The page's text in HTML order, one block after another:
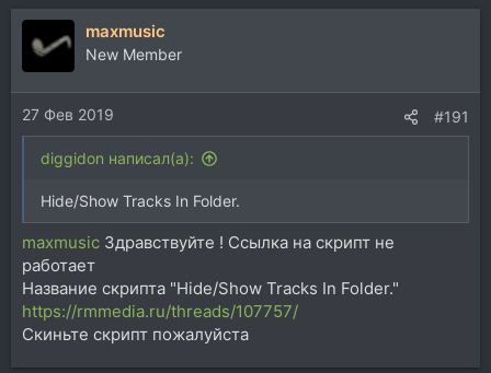
maxmusic
New Member
27 Фев 2019 #191
diggidon написал(а):
Hide/Show Tracks In Folder.
maxmusic Здравствуйте ! Ссылка на скрипт не
работает
Название скрипта "Hide/Show Tracks In Folder."
https://rmmedia.ru/threads/107757/
Скиньте скрипт пожалуйста